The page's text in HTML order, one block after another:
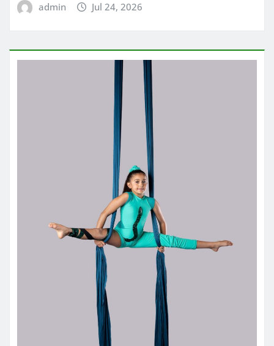
admin Jul 24, 2026